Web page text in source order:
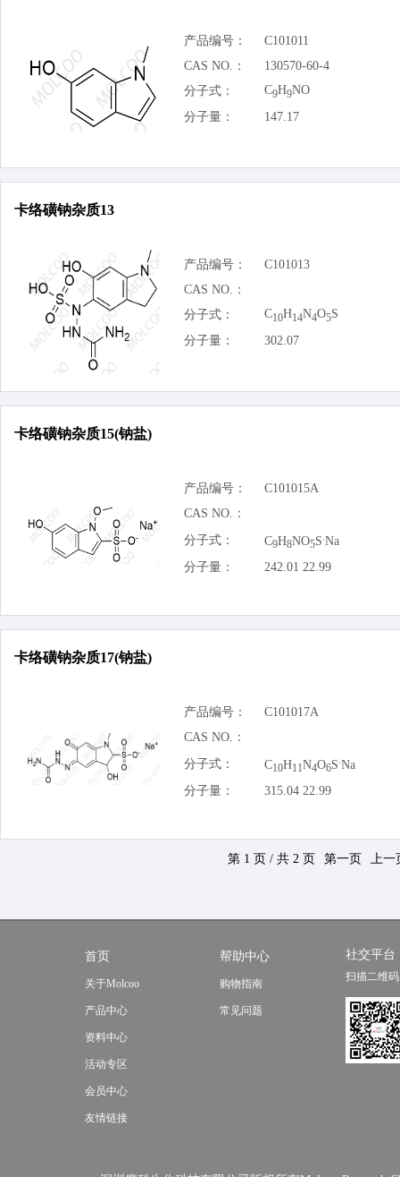
产品编号：
C101011
CAS NO.：
130570-60-4
分子式：
C9H9NO
分子量：
147.17
卡络磺钠杂质13
产品编号：
C101013
CAS NO.：
分子式：
C10H14N4O5S
分子量：
302.07
卡络磺钠杂质15(钠盐)
产品编号：
C101015A
CAS NO.：
分子式：
C9H8NO5S.Na
分子量：
242.01 22.99
卡络磺钠杂质17(钠盐)
产品编号：
C101017A
CAS NO.：
分子式：
C10H11N4O6S.Na
分子量：
315.04 22.99
第 1 页 / 共 2 页 第一页 上一
首页
关于Molcoo
产品中心
资料中心
活动专区
会员中心
友情链接
帮助中心
购物指南
常见问题
社交平台
扫描二维